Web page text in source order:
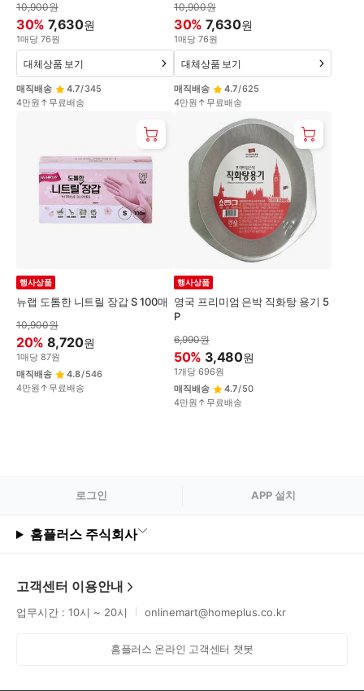
10,900원
30% 7,630원
1매당 76원
매직배송 4.7/345
4만원↑무료배송
대체상품 보기
10,900원
30% 7,630원
1매당 76원
매직배송 4.7/625
4만원↑무료배송
대체상품 보기
뉴랩 도톰한 니트릴 장갑 S 100매
행사상품
10,900원
20% 8,720원
1매당 87원
매직배송
4.8/546
4만원↑무료배송
영국 프리미엄 은박 직화탕 용기 5
P
행사상품
6,990원
50% 3,480원
1개당 696원
매직배송
4.7/50
4만원↑무료배송
로그인 APP 설치
홈플러스 주식회사
고객센터 이용안내
업무시간 : 10시 ~ 20시 onlinemart@homeplus.co.kr
홈플러스 온라인 고객센터 챗봇